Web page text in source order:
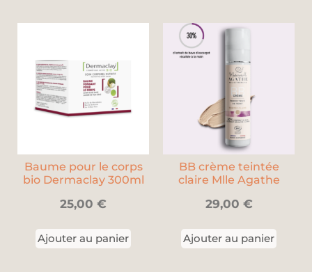
Baume pour le corps
bio Dermaclay 300ml
25,00 €
Ajouter au panier
BB crème teintée
claire Mlle Agathe
29,00 €
Ajouter au panier